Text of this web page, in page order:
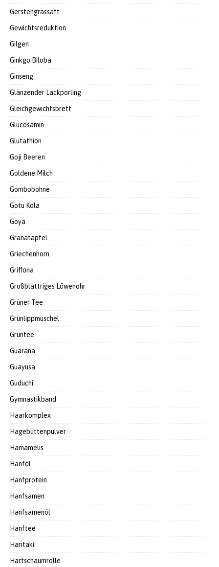
Gerstengrassaft
Gewichtsreduktion
Gilgen
Ginkgo Biloba
Ginseng
Glänzender Lackporling
Gleichgewichtsbrett
Glucosamin
Glutathion
Goji Beeren
Goldene Milch
Gombobohne
Gotu Kola
Goya
Granatapfel
Griechenhorn
Griffona
Großblättriges Löwenohr
Grüner Tee
Grünlippmuschel
Grüntee
Guarana
Guayusa
Guduchi
Gymnastikband
Haarkomplex
Hagebuttenpulver
Hamamelis
Hanföl
Hanfprotein
Hanfsamen
Hanfsamenöl
Hanftee
Haritaki
Hartschaumrolle